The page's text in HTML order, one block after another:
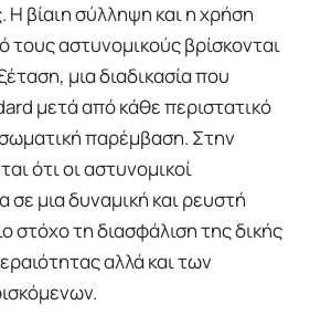
Η βίαιη σύλληψη και η χρήση
τους αστυνομικούς βρίσκονται
μια διαδικασία που
μετά από κάθε περιστατικό
παρέμβαση. Στην
ότι οι αστυνομικοί
μια δυναμική και ρευστή
στόχο τη διασφάλιση της δικής
αλλά και των